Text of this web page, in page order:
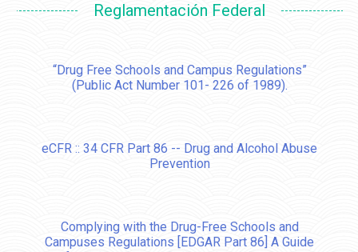
Reglamentación Federal
“Drug Free Schools and Campus Regulations”
(Public Act Number 101- 226 of 1989).
eCFR :: 34 CFR Part 86 -- Drug and Alcohol Abuse
Prevention
Complying with the Drug-Free Schools and
Campuses Regulations [EDGAR Part 86] A Guide